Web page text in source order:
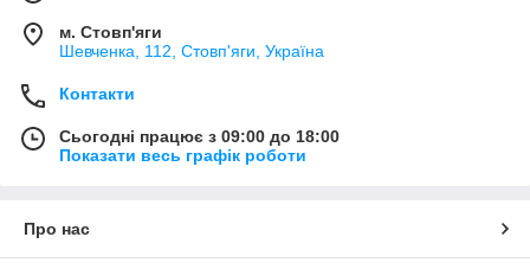
м. Стовп'яги
Шевченка, 112, Стовп'яги, Україна
Контакти
Сьогодні працює з 09:00 до 18:00
Показати весь графік роботи
Про нас